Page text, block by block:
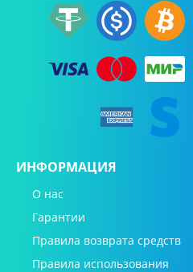
ИНФОРМАЦИЯ
О нас
Гарантии
Правила возврата средств
Правила использования